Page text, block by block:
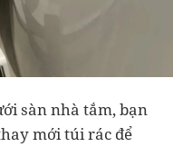
sàn nhà tắm, bạn
mới túi rác để